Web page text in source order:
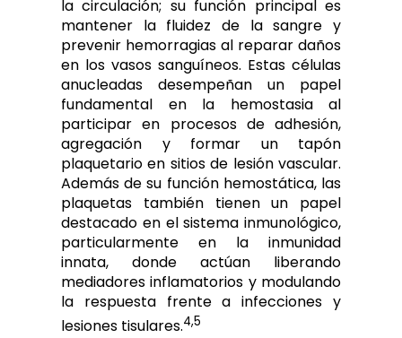
la circulación; su función principal es
mantener la fluidez de la sangre y
prevenir hemorragias al reparar daños
en los vasos sanguíneos. Estas células
anucleadas desempeñan un papel
fundamental en la hemostasia al
participar en procesos de adhesión,
agregación y formar un tapón
plaquetario en sitios de lesión vascular.
Además de su función hemostática, las
plaquetas también tienen un papel
destacado en el sistema inmunológico,
particularmente en la inmunidad
innata, donde actúan liberando
mediadores inflamatorios y modulando
la respuesta frente a infecciones y
lesiones tisulares.4,5